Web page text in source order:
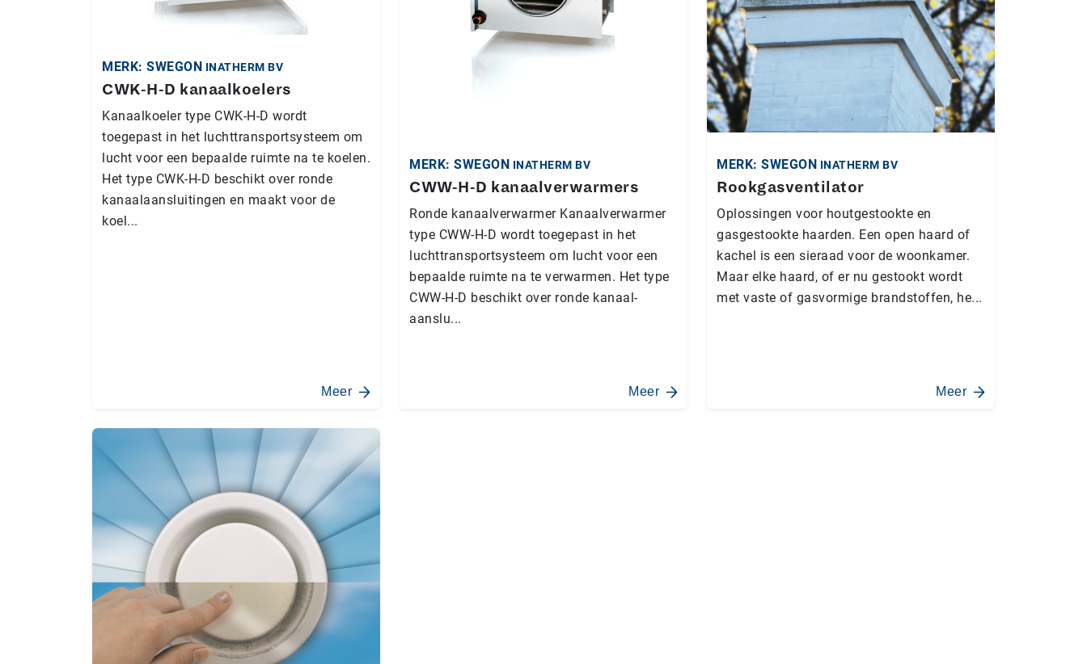
MERK: SWEGON INATHERM BV
CWK-H-D kanaalkoelers
Kanaalkoeler type CWK-H-D wordt
toegepast in het luchttransportsysteem om
lucht voor een bepaalde ruimte na te koelen.
Het type CWK-H-D beschikt over ronde
kanaalaansluitingen en maakt voor de
koel...
Meer
MERK: SWEGON INATHERM BV
CWW-H-D kanaalverwarmers
Ronde kanaalverwarmer Kanaalverwarmer
type CWW-H-D wordt toegepast in het
luchttransportsysteem om lucht voor een
bepaalde ruimte na te verwarmen. Het type
CWW-H-D beschikt over ronde kanaal-
aanslu...
Meer
MERK: SWEGON INATHERM BV
Rookgasventilator
Oplossingen voor houtgestookte en
gasgestookte haarden. Een open haard of
kachel is een sieraad voor de woonkamer.
Maar elke haard, of er nu gestookt wordt
met vaste of gasvormige brandstoffen, he...
Meer